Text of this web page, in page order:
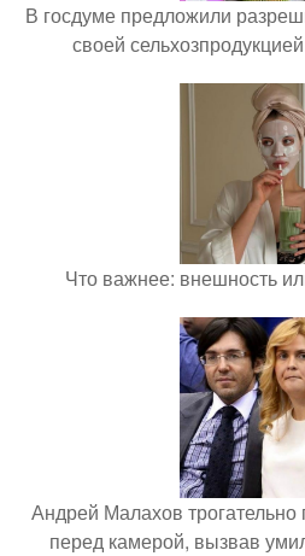
В госдуме предложили
своей
Что важнее: внешность
Андрей Малахов
перед камерой, вызвав